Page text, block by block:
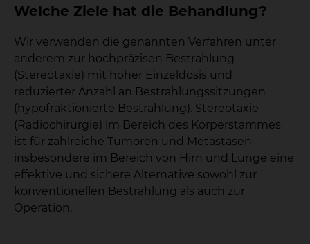
Welche Ziele hat die Behandlung?
Wir verwenden die genannten Verfahren unter
anderem zur hochpräzisen Bestrahlung
(Stereotaxie) mit hoher Einzeldosis und
reduzierter Anzahl an Bestrahlungssitzungen
(hypofraktionierte Bestrahlung). Stereotaxie
(Radiochirurgie) im Bereich des Körperstammes
ist für zahlreiche Tumoren und Metastasen
insbesondere im Bereich von Hirn und Lunge eine
effektive und sichere Alternative sowohl zur
konventionellen Bestrahlung als auch zur
Operation.